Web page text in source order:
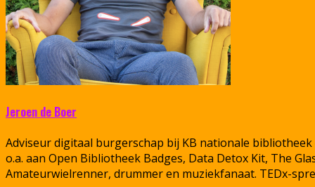
Jeroen de Boer
Adviseur digitaal burgerschap bij KB nationale
o.a. aan Open Bibliotheek Badges, Data Detox Kit, The
Amateurwielrenner, drummer en muziekfanaat. TEDx-